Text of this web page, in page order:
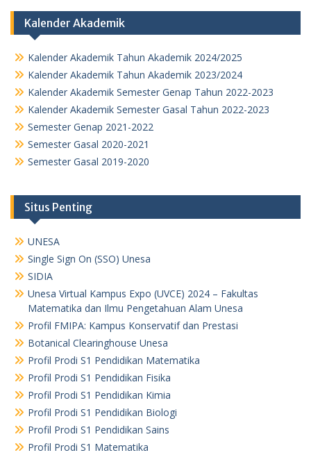
Kalender Akademik
Kalender Akademik Tahun Akademik 2024/2025
Kalender Akademik Tahun Akademik 2023/2024
Kalender Akademik Semester Genap Tahun 2022-2023
Kalender Akademik Semester Gasal Tahun 2022-2023
Semester Genap 2021-2022
Semester Gasal 2020-2021
Semester Gasal 2019-2020
Situs Penting
UNESA
Single Sign On (SSO) Unesa
SIDIA
Unesa Virtual Kampus Expo (UVCE) 2024 – Fakultas
Matematika dan Ilmu Pengetahuan Alam Unesa
Profil FMIPA: Kampus Konservatif dan Prestasi
Botanical Clearinghouse Unesa
Profil Prodi S1 Pendidikan Matematika
Profil Prodi S1 Pendidikan Fisika
Profil Prodi S1 Pendidikan Kimia
Profil Prodi S1 Pendidikan Biologi
Profil Prodi S1 Pendidikan Sains
Profil Prodi S1 Matematika